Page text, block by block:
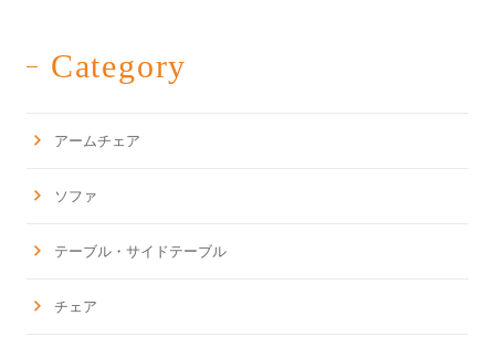
Category
アームチェア
ソファ
テーブル・サイドテーブル
チェア